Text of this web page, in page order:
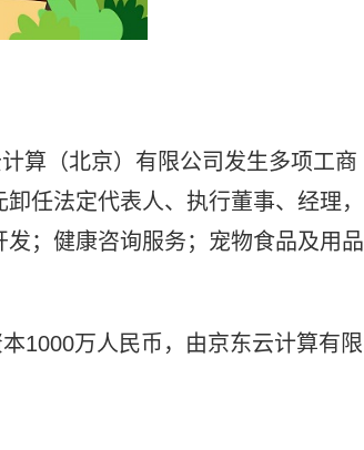
算（北京）有限公司发生多项工商
任法定代表人、执行董事、经理，
；健康咨询服务；宠物食品及用品
1000万人民币，由京东云计算有限